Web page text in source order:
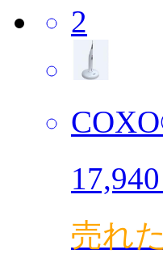
2
売れ